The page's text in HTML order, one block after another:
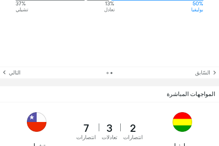
50%
بوليفيا
13%
تعادل
37%
تشيلي
السّابق التالي
المواجهات المباشرة
2
انتصارات
3
تعادلات
7
انتصارات